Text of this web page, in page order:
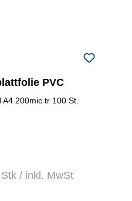
PVC
200mic tr 100 St.
/ inkl. MwSt